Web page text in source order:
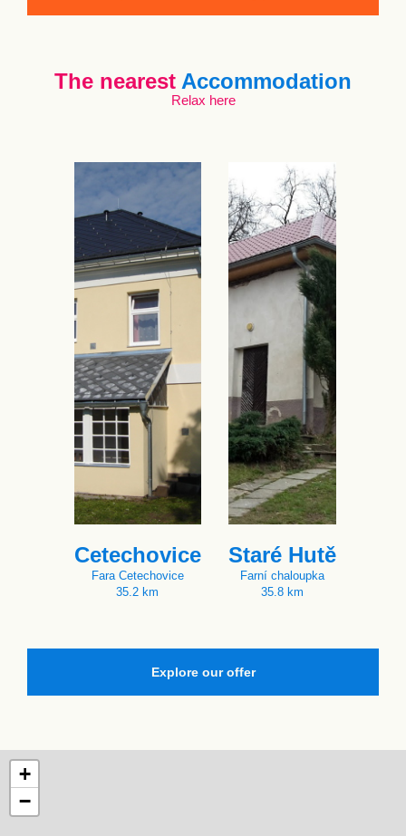
The nearest Accommodation
Relax here
Cetechovice
Fara Cetechovice
35.2 km
Staré Hutě
Farní chaloupka
35.8 km
Explore our offer
+
−